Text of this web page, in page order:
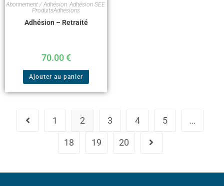
Abonnement / Adhésion Adhésion SEE
ProduitsAdhesions
Adhésion – Retraité
70.00€
Ajouter au panier
1 2 3 4 5 …
18 19 20